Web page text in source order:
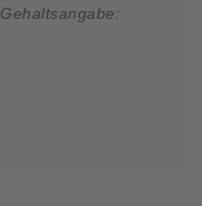
Gehaltsangabe: